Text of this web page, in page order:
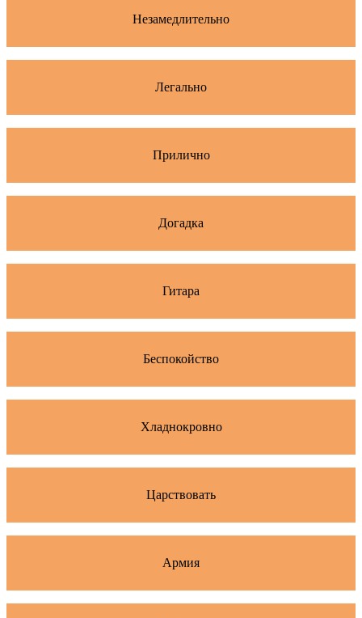
Незамедлительно
Легально
Прилично
Догадка
Гитара
Беспокойство
Хладнокровно
Царствовать
Армия